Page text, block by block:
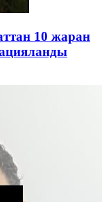
10 жаран